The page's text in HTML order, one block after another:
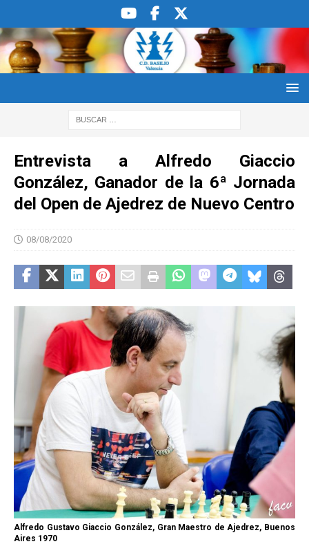
Entrevista a Alfredo Giaccio
González, Ganador de la 6ª Jornada
del Open de Ajedrez de Nuevo Centro
08/08/2020
Alfredo Gustavo Giaccio González, Gran Maestro de Ajedrez, Buenos
Aires 1970